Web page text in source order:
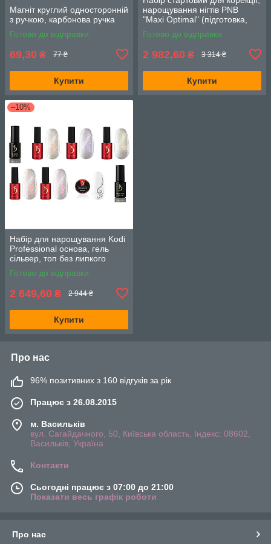
Магніт круглий односторонній
з ручкою, карбонова ручка
Готово до відправки
69,30 ₴ 77 ₴
Купити
нарощування нігтів PNB
"Maxi Optimal" (підготовка,
гель, фініш, аксесуари)
Готово до відправки
2 982,60 ₴ 3 314 ₴
Купити
–10%
Набір для нарощування Kodi
Professional основа, гель
сільвер, топ без липкого
шару, гель лаки GG Cat 5шт.
по 7мл.
Готово до відправки
2 649,60 ₴ 2 944 ₴
Купити
Про нас
96% позитивних з 160 відгуків за рік
Працює з 26.08.2015
м. Васильків
вул. Сагайдачного, 50, Київська область, Індекс: 08602,
Васильків, Україна
Контакти
Сьогодні працює з 07:00 до 21:00
Показати весь графік роботи
Про нас